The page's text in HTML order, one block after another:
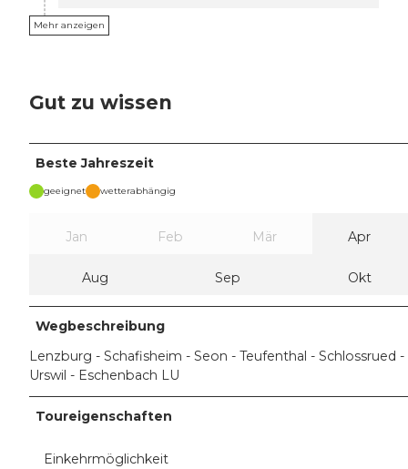
Mehr anzeigen
Gut zu wissen
Beste Jahreszeit
geeignet wetterabhängig
Jan Feb Mär Apr
Aug Sep Okt
Wegbeschreibung
Lenzburg - Schafisheim - Seon - Teufenthal -
Urswil - Eschenbach LU
Toureigenschaften
Einkehrmöglichkeit